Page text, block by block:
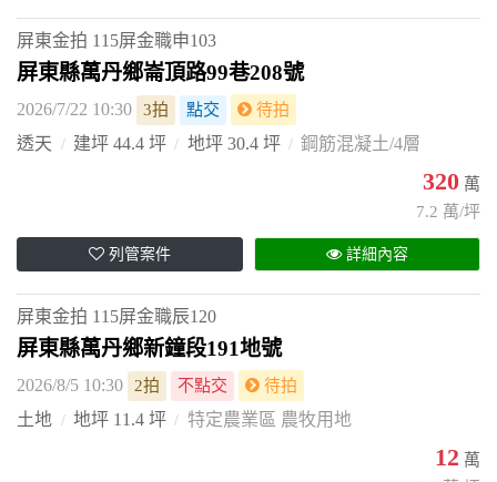
屏東金拍 115屏金職申103
屏東縣萬丹鄉崙頂路99巷208號
2026/7/22 10:30 3拍 點交 待拍
透天 建坪 44.4 坪 地坪 30.4 坪 鋼筋混凝土/4層
320 萬
7.2 萬/坪
列管案件 詳細內容
屏東金拍 115屏金職辰120
屏東縣萬丹鄉新鐘段191地號
2026/8/5 10:30 2拍 不點交 待拍
土地 地坪 11.4 坪 特定農業區 農牧用地
12 萬